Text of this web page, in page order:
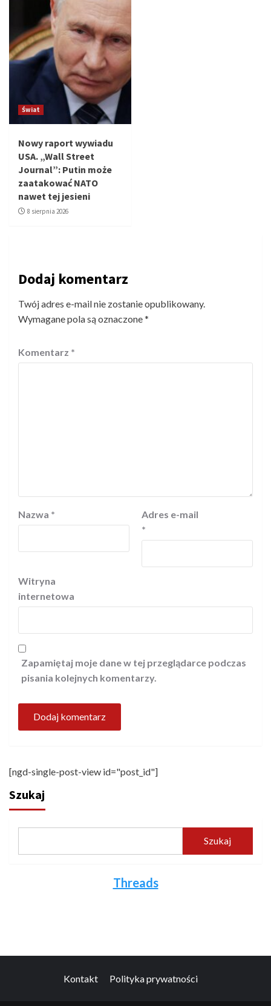
Świat
Nowy raport wywiadu
USA. „Wall Street
Journal”: Putin może
zaatakować NATO
nawet tej jesieni
8 sierpnia 2026
Dodaj komentarz
Twój adres e-mail nie zostanie opublikowany.
Wymagane pola są oznaczone*
Komentarz *
Nazwa *
Adres e-mail
*
Witryna
internetowa
Zapamiętaj moje dane w tej przeglądarce podczas
pisania kolejnych komentarzy.
[ngd-single-post-view id="post_id"]
Szukaj
Szukaj
Threads
Kontakt Polityka prywatności